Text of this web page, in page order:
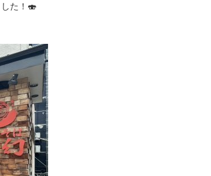
た！🍣